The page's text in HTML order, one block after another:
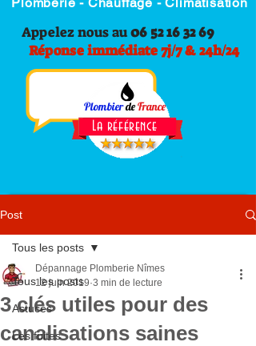
Appelez nous au06 52 16 32 69
Réponse immédiate 7j/7 & 24h/24
PlombierdeFrance
La référence
Post
Tous les posts
Astuces
Les fuites
Tous les posts
3 clés utiles pour des
canalisations saines
Dépannage Plomberie Nîmes
12 juin 2019 3 min de lecture